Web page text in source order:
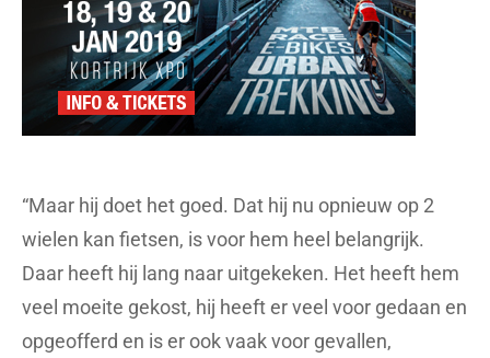
“Maar hij doet het goed. Dat hij nu opnieuw op 2
wielen kan fietsen, is voor hem heel belangrijk.
Daar heeft hij lang naar uitgekeken. Het heeft hem
veel moeite gekost, hij heeft er veel voor gedaan en
opgeofferd en is er ook vaak voor gevallen,